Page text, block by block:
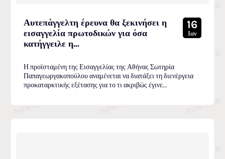
Αυτεπάγγελτη έρευνα θα ξεκινήσει η
εισαγγελία πρωτοδικών για όσα
κατήγγειλε η...
16
Ιαν
Η προϊσταμένη της Εισαγγελίας της Αθήνας Σωτηρία
Παπαγεωργακοπούλου αναμένεται να διατάξει τη διενέργεια
προκαταρκτικής εξέτασης για το τι ακριβώς έγινε...